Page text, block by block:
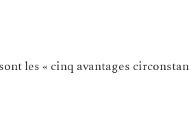
les « cinq avantages